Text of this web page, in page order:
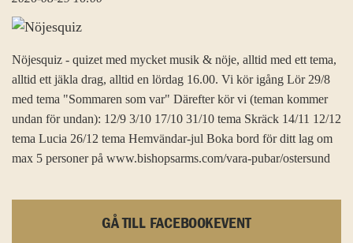
Nöjesquiz - quizet med mycket musik & nöje, alltid med ett tema,
alltid ett jäkla drag, alltid en lördag 16.00. Vi kör igång Lör 29/8
med tema "Sommaren som var" Därefter kör vi (teman kommer
undan för undan): 12/9 3/10 17/10 31/10 tema Skräck 14/11 12/12
tema Lucia 26/12 tema Hemvändar-jul Boka bord för ditt lag om
max 5 personer på www.bishopsarms.com/vara-pubar/ostersund
GÅ TILL FACEBOOKEVENT